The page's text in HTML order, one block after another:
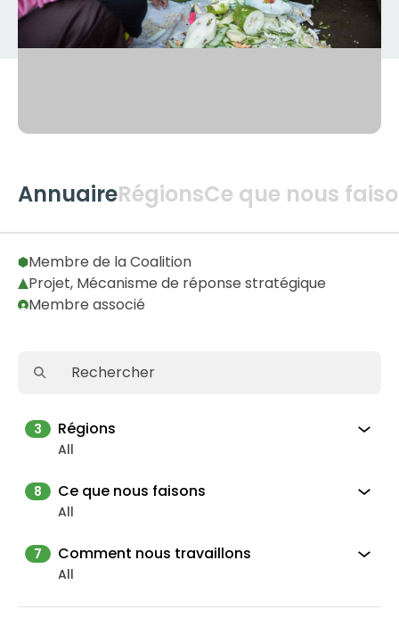
AnnuaireRégionsCe que nous
2
Global
Membre de la Coalition
Projet, Mécanisme de réponse stratégique
Membre associé
3 Régions
All
8 Ce que nous faisons
All
7 Comment nous travaillons
All